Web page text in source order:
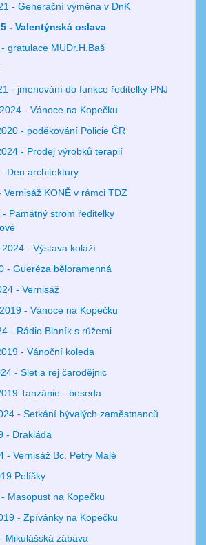
- Generační výměna v DnK
- Valentýnská oslava
gratulace MUDr.H.Baš
- jmenování do funkce ředitelky PNJ
- Vánoce na Kopečku
- poděkování Policie ČR
- Prodej výrobků terapií
Den architektury
KONĚ v rámci TDZ
- Památný strom ředitelky
- Výstava koláží
- Gueréza běloramenná
- Vernisáž
- Vánoce na Kopečku
- Rádio Blaník s růžemi
- Vánoční koleda
- Slet a rej čarodějnic
Tanzánie - beseda
- Setkání bývalých zaměstnanců
- Drakiáda
- Vernisáž Bc. Petry Malé
Pelíšky
Masopust na Kopečku
- Zpívánky na Kopečku
Mikulášská zábava